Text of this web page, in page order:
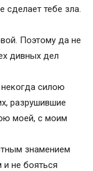
сделает тебе зла.
Поэтому да не
дивных дел
силою
разрушившие
моей, с моим
знамением
и не бояться